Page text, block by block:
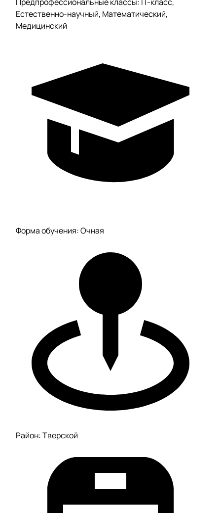
Предпрофессиональные классы: IT-класс,
Естественно-научный, Математический,
Медицинский
Форма обучения: Очная
Район: Тверской